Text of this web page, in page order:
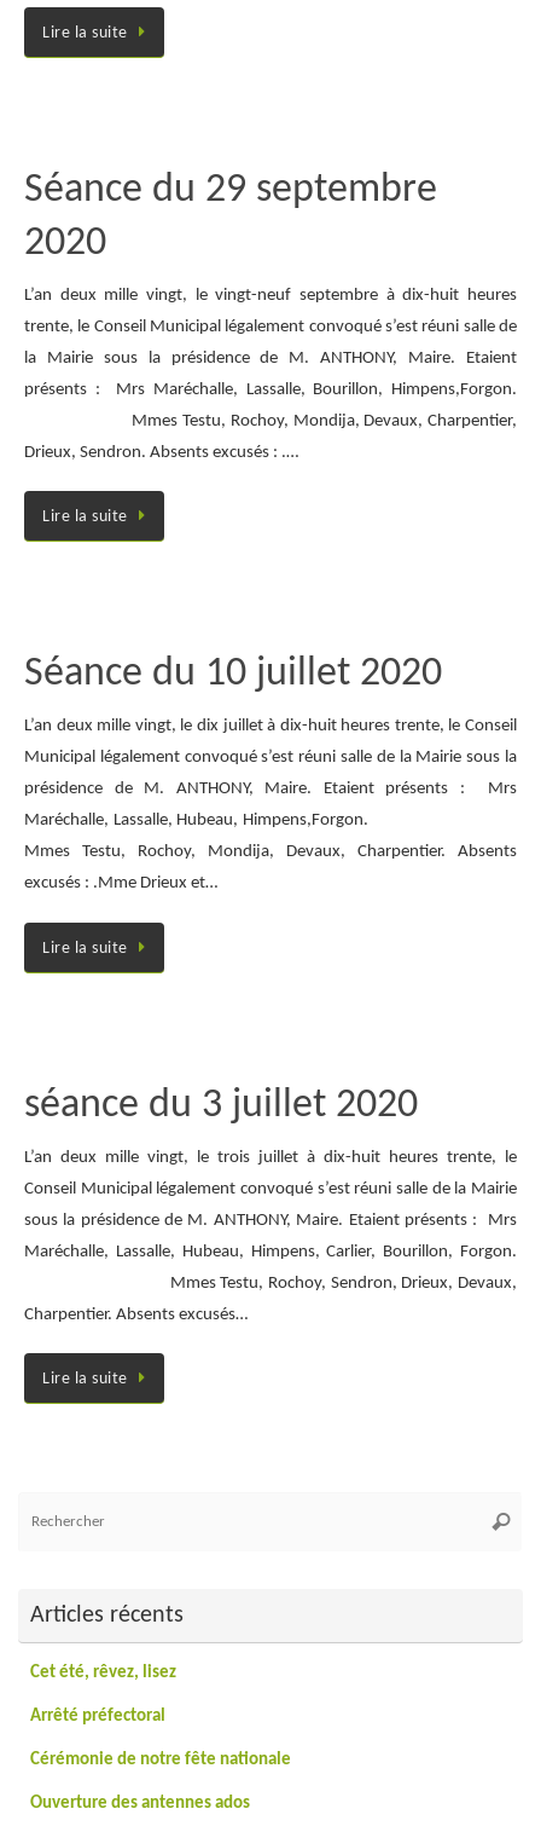
Lire la suite
Séance du 29 septembre
2020
L’an deux mille vingt, le vingt-neuf septembre à dix-huit heures
trente, le Conseil Municipal légalement convoqué s’est réuni salle de
la Mairie sous la présidence de M. ANTHONY, Maire. Etaient
présents : Mrs Maréchalle, Lassalle, Bourillon, Himpens,Forgon.
Mmes Testu, Rochoy, Mondija, Devaux, Charpentier,
Drieux, Sendron. Absents excusés : .…
Lire la suite
Séance du 10 juillet 2020
L’an deux mille vingt, le dix juillet à dix-huit heures trente, le Conseil
Municipal légalement convoqué s’est réuni salle de la Mairie sous la
présidence de M. ANTHONY, Maire. Etaient présents : Mrs
Maréchalle, Lassalle, Hubeau, Himpens,Forgon.
Mmes Testu, Rochoy, Mondija, Devaux, Charpentier. Absents
excusés : .Mme Drieux et…
Lire la suite
séance du 3 juillet 2020
L’an deux mille vingt, le trois juillet à dix-huit heures trente, le
Conseil Municipal légalement convoqué s’est réuni salle de la Mairie
sous la présidence de M. ANTHONY, Maire. Etaient présents : Mrs
Maréchalle, Lassalle, Hubeau, Himpens, Carlier, Bourillon, Forgon.
Mmes Testu, Rochoy, Sendron, Drieux, Devaux,
Charpentier. Absents excusés…
Lire la suite
Articles récents
Cet été, rêvez, lisez
Arrêté préfectoral
Cérémonie de notre fête nationale
Ouverture des antennes ados